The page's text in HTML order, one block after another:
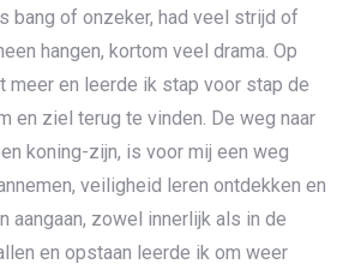
bang of onzeker, had veel strijd of
hangen, kortom veel drama. Op
meer en leerde ik stap voor stap de
en ziel terug te vinden. De weg naar
koning-zijn, is voor mij een weg
veiligheid leren ontdekken en
aangaan, zowel innerlijk als in de
en opstaan leerde ik om weer